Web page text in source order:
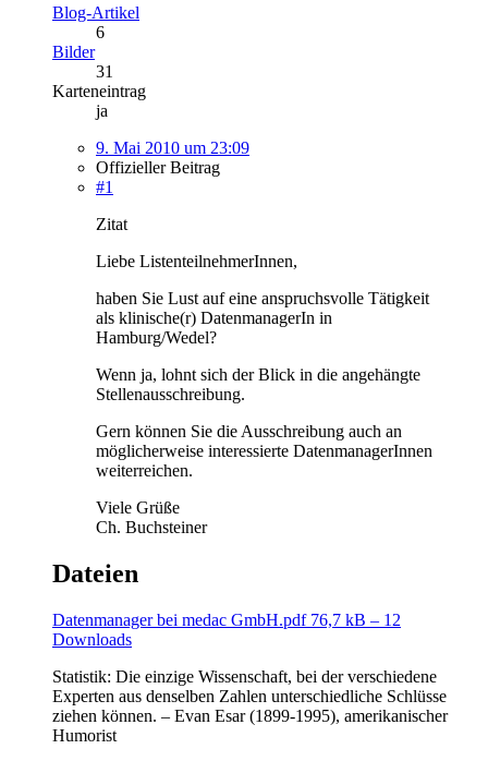
Blog-Artikel
6
Bilder
31
Karteneintrag
ja
9. Mai 2010 um 23:09
Offizieller Beitrag
#1
Zitat
Liebe ListenteilnehmerInnen,
haben Sie Lust auf eine anspruchsvolle Tätigkeit
als klinische(r) DatenmanagerIn in
Hamburg/Wedel?
Wenn ja, lohnt sich der Blick in die angehängte
Stellenausschreibung.
Gern können Sie die Ausschreibung auch an
möglicherweise interessierte DatenmanagerInnen
weiterreichen.
Viele Grüße
Ch. Buchsteiner
Dateien
Datenmanager bei medac GmbH.pdf 76,7 kB – 12
Downloads
Statistik: Die einzige Wissenschaft, bei der verschiedene
Experten aus denselben Zahlen unterschiedliche Schlüsse
ziehen können. – Evan Esar (1899-1995), amerikanischer
Humorist